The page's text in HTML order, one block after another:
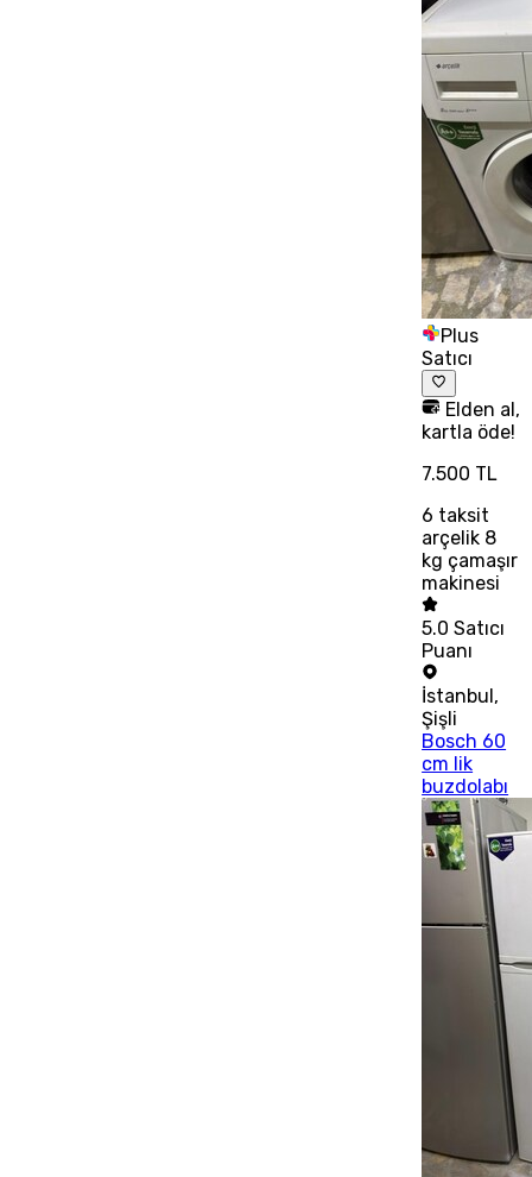
Plus
Satıcı
Elden al,
kartla öde!
7.500 TL
6 taksit
arçelik 8
kg çamaşır
makinesi
5.0 Satıcı
Puanı
İstanbul,
Şişli
Bosch 60
cm lik
buzdolabı